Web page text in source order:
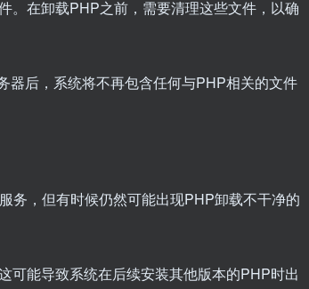
。在卸载PHP之前，需要清理这些文件，以确
器后，系统将不再包含任何与PHP相关的文件
务，但有时候仍然可能出现PHP卸载不干净的
可能导致系统在后续安装其他版本的PHP时出